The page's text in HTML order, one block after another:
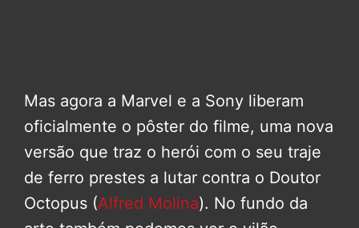
Mas agora a Marvel e a Sony liberam
oficialmente o pôster do filme, uma nova
versão que traz o herói com o seu traje
de ferro prestes a lutar contra o Doutor
Octopus (Alfred Molina). No fundo da